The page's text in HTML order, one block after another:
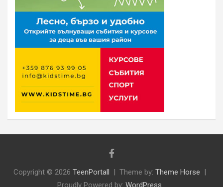
Copyright © 2026 TeenPortall Theme by: Theme Horse
Proudly Powered by: WordPress